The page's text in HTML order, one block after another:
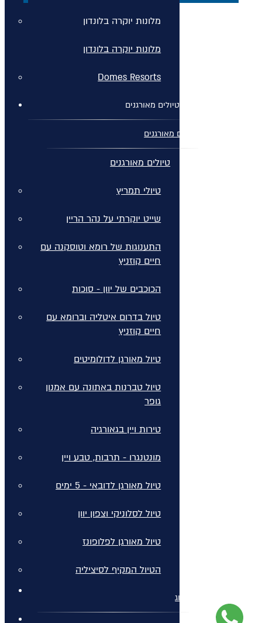
מלונות יוקרה בלונדון
מלונות יוקרה בלונדון
Domes Resorts
טיולים מאורגנים
טיולים מאורגנים
טיולים מאורגנים
טיולי תמריץ
שייט יוקרתי על נהר הריין
התענוגות של רומא וטוסקנה עם
חיים קוזניץ
הכוכבים של יוון - סוכות
טיול בדרום איטליה וברומא עם
חיים קוזניץ
טיול מאורגן לדולומיטים
טיול טברנות באתונה עם אמנון
גופר
טירות ויין בגאורגיה
מונטנגרו - תרבות, טבע ויין
טיול מאורגן לדובאי - 5 ימים
טיול לסלוניקי וצפון יוון
טיול מאורגן לפלופונז
הטיול המקיף לסיציליה
בלוג